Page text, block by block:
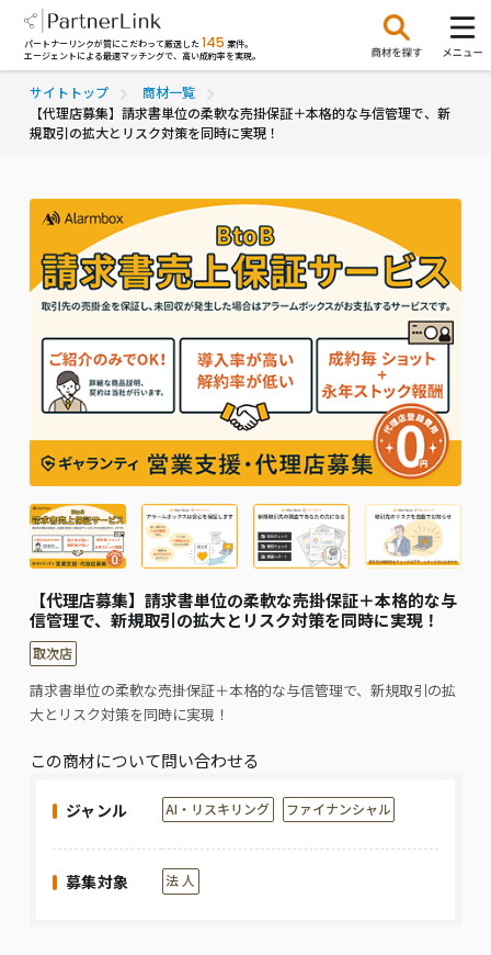
パートナーリンクが質にこだわって厳選した 145 案件。
エージェントによる最適マッチングで、高い成約率を実現。
サイトトップ
商材一覧
【代理店募集】請求書単位の柔軟な売掛保証＋本格的な与信管理で、新
規取引の拡大とリスク対策を同時に実現！
【代理店募集】請求書単位の柔軟な売掛保証＋本格的な与
信管理で、新規取引の拡大とリスク対策を同時に実現！
取次店
請求書単位の柔軟な売掛保証＋本格的な与信管理で、新規取引の拡
大とリスク対策を同時に実現！
この商材について問い合わせる
ジャンル AI・リスキリング ファイナンシャル
募集対象 法 人